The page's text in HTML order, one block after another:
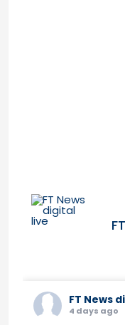
FT News
4 days ago